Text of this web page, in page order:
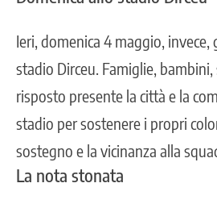
Ieri, domenica 4 maggio, invece,
stadio Dirceu. Famiglie, bambini,
risposto presente la città e la
stadio per sostenere i propri
sostegno e la vicinanza alla
La nota stonata